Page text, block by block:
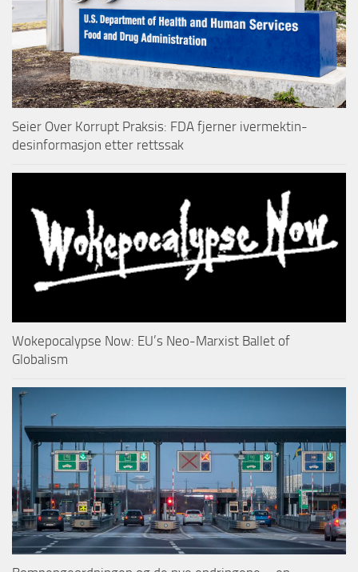
Seier Over Korrupt Praksis: FDA fjerner ivermektin-
desinformasjon etter rettssak
Wokepocalypse Now: EU’s Neo-Marxist Ballet of
Globalism